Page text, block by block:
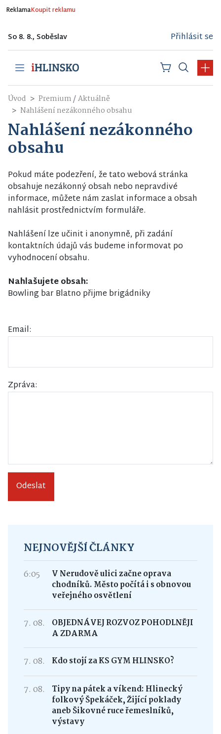
ReklamaKoupit reklamu
So 8. 8., Soběslav Přihlásit se
Úvod Premium/Aktuálně
Nahlášení nezákonného obsahu
Nahlášení nezákonného
obsahu
Pokud máte podezření, že tato webová stránka
obsahuje nezákonný obsah nebo nepravdivé
informace, můžete nám zaslat informace a obsah
nahlásit prostřednictvím formuláře.
Nahlášení lze učinit i anonymně, při zadání
kontaktních údajů vás budeme informovat po
vyhodnocení obsahu.
Nahlašujete obsah:
Bowling bar Blatno přijme brigádniky
Email:
Zpráva:
Odeslat
NEJNOVĚJŠÍ ČLÁNKY
6:05
V Nerudově ulici začne oprava
chodníků. Město počítá i s obnovou
veřejného osvětlení
7. 08.
OBJEDNÁVEJ ROZVOZ POHODLNĚJI
A ZDARMA
7. 08. Kdo stojí za KS GYM HLINSKO?
7. 08.
Tipy na pátek a víkend: Hlinecký
folkový Špekáček, Žijící poklady
aneb Šikovné ruce řemeslníků,
výstavy